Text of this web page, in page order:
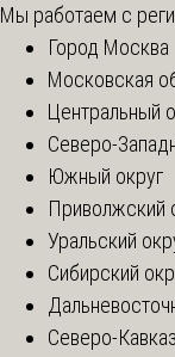
Мы работаем с
Город Москва
Московская
Центральный
Северо-
Южный округ
Приволжский
Уральский
Сибирский
Северо-